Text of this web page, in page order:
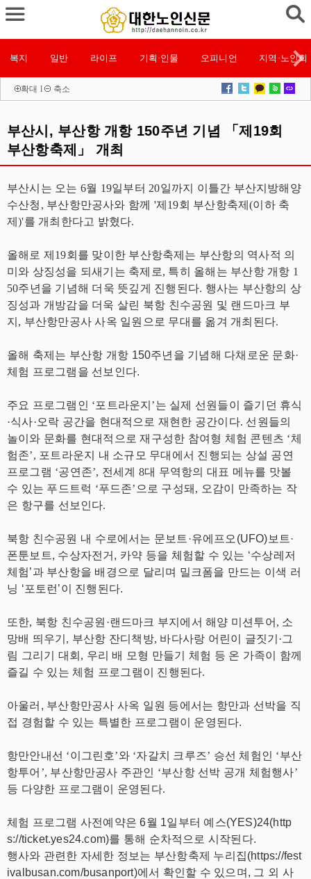
복지 일반 라이프 기획·인물 오피니언 지역·노인회
확대 l 축소
부산시, 부산항 개항 150주년 기념 「제19회
부산항축제」 개최
부산시는 오는 6월 19일부터 20일까지 이틀간 부산지방해양
수산청, 부산항만공사와 함께 '제19회 부산항축제(이하 축
제)'를 개최한다고 밝혔다.
올해로 제19회를 맞이한 부산항축제는 부산항의 역사적 의
미와 상징성을 되새기는 축제로, 특히 올해는 부산항 개항 1
50주년을 기념해 더욱 뜻깊게 진행된다. 행사는 부산항의 상
징성과 개방감을 더욱 살린 북항 친수공원 및 랜드마크 부
지, 부산항만공사 사옥 일원으로 무대를 옮겨 개최된다.
올해 축제는 부산항 개항 150주년을 기념해 다채로운 문화·
체험 프로그램을 선보인다.
주요 프로그램인 ‘포트라운지’는 실제 선원들이 즐기던 휴식
·식사·오락 공간을 현대적으로 재현한 공간이다. 선원들의
놀이와 문화를 현대적으로 재구성한 참여형 체험 콘텐츠 ‘체
험존’, 포트라운지 내 소규모 무대에서 진행되는 상설 공연
프로그램 ‘공연존’, 전세계 8대 무역항의 대표 메뉴를 맛볼
수 있는 푸드트럭 ‘푸드존’으로 구성돼, 오감이 만족하는 작
은 항구를 선보인다.
북항 친수공원 내 수로에서는 문보트·유에프오(UFO)보트·
폰툰보트, 수상자전거, 카약 등을 체험할 수 있는 ‘수상레저
체험’과 부산항을 배경으로 달리며 밀크폼을 만드는 이색 러
닝 ‘포토런’이 진행된다.
또한, 북항 친수공원·랜드마크 부지에서 해양 미션투어, 소
망배 띄우기, 부산항 잔디책방, 바다사랑 어린이 글짓기·그
림 그리기 대회, 우리 배 모형 만들기 체험 등 온 가족이 함께
즐길 수 있는 체험 프로그램이 진행된다.
아울러, 부산항만공사 사옥 일원 등에서는 항만과 선박을 직
접 경험할 수 있는 특별한 프로그램이 운영된다.
항만안내선 ‘이그린호’와 ‘자갈치 크루즈’ 승선 체험인 ‘부산
항투어’, 부산항만공사 주관인 ‘부산항 선박 공개 체험행사’
등 다양한 프로그램이 운영된다.
체험 프로그램 사전예약은 6월 1일부터 예스(YES)24(http
s://ticket.yes24.com)를 통해 순차적으로 시작된다.
행사와 관련한 자세한 정보는 부산항축제 누리집(https://fest
ivalbusan.com/busanport)에서 확인할 수 있으며, 그 외 사